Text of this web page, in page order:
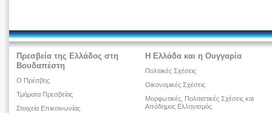
Πρεσβεία της Ελλάδος στη
Βουδαπέστη
Ο Πρέσβης
Τμήματα Πρεσβείας
Στοιχεία Επικοινωνίας
Η Ελλάδα και η Ουγγαρία
Πολιτικές Σχέσεις
Οικονομικές Σχέσεις
Μορφωτικές, Πολιτιστικές Σχέσεις και
Απόδημος Ελληνισμός